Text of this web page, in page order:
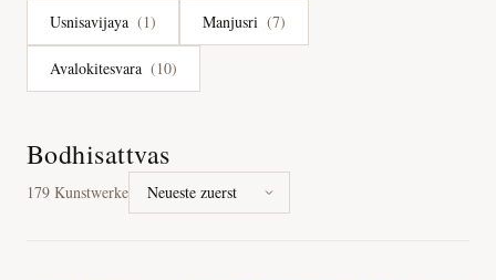
Usnisavijaya (1) Manjusri (7)
Avalokitesvara (10)
Bodhisattvas
179 Kunstwerke